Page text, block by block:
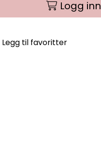
Logg inn
Legg til favoritter